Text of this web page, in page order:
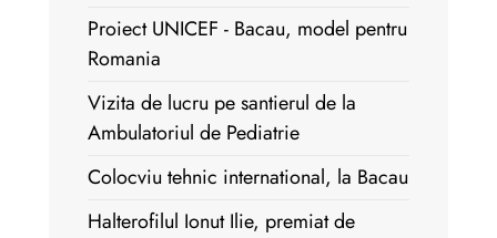
Proiect UNICEF - Bacau, model pentru
Romania
Vizita de lucru pe santierul de la
Ambulatoriul de Pediatrie
Colocviu tehnic international, la Bacau
Halterofilul Ionut Ilie, premiat de